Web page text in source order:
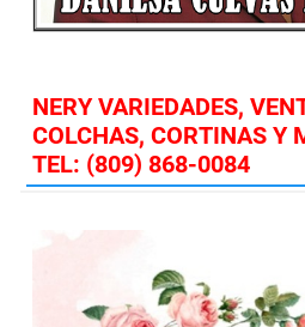
NERY VARIEDADES,
COLCHAS, CORTINAS Y
TEL: (809) 868-0084